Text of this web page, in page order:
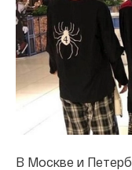
В Москве и